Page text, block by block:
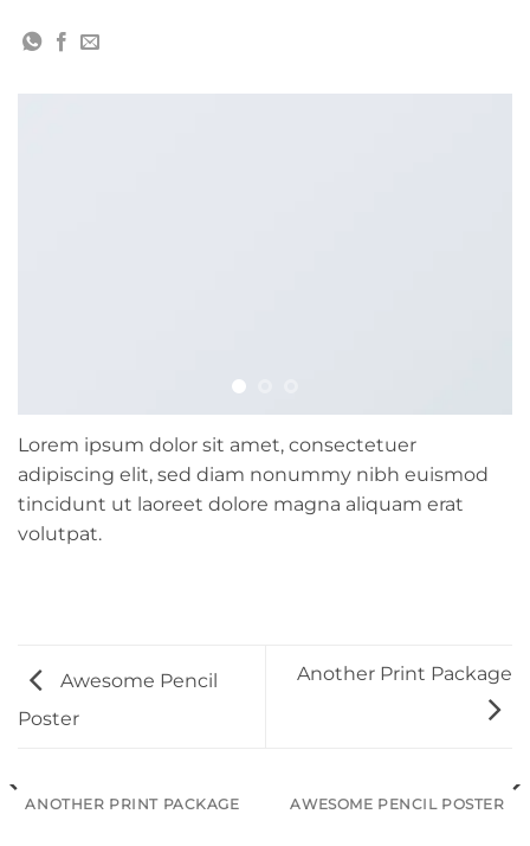
Lorem ipsum dolor sit amet, consectetuer
adipiscing elit, sed diam nonummy nibh euismod
tincidunt ut laoreet dolore magna aliquam erat
volutpat.
Awesome Pencil
Poster
Another Print Package
ANOTHER PRINT PACKAGE AWESOME PENCIL POSTER